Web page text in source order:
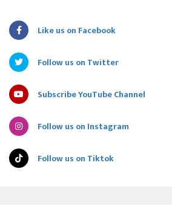
Like us on Facebook
Follow us on Twitter
Subscribe YouTube Channel
Follow us on Instagram
Follow us on Tiktok